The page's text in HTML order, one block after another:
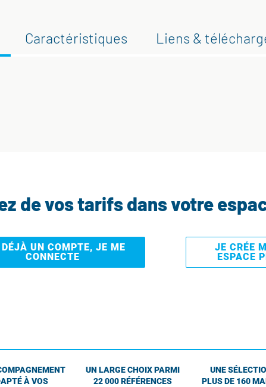
Caractéristiques Liens &
de vos tarifs dans votre
DÉJÀ UN COMPTE, JE ME
CONNECTE
JE CRÉE
ESPACE
À VOS
UN LARGE CHOIX PARMI
22 000 RÉFÉRENCES
UNE
PLUS DE 160